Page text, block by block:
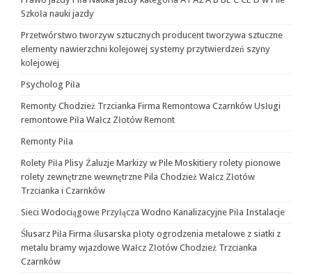
Szkoła nauki jazdy
Przetwórstwo tworzyw sztucznych producent tworzywa sztuczne
elementy nawierzchni kolejowej systemy przytwierdzeń szyny
kolejowej
Psycholog Piła
Remonty Chodzież Trzcianka Firma Remontowa Czarnków Usługi
remontowe Piła Wałcz Złotów Remont
Remonty Piła
Rolety Piła Plisy Żaluzje Markizy w Pile Moskitiery rolety pionowe
rolety zewnętrzne wewnętrzne Pila Chodzież Wałcz Złotów
Trzcianka i Czarnków
Sieci Wodociągowe Przyłącza Wodno Kanalizacyjne Piła Instalacje
Ślusarz Piła Firma ślusarska płoty ogrodzenia metalowe z siatki z
metalu bramy wjazdowe Wałcz Złotów Chodzież Trzcianka
Czarnków